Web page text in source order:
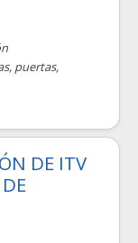
puertas,
DE ITV